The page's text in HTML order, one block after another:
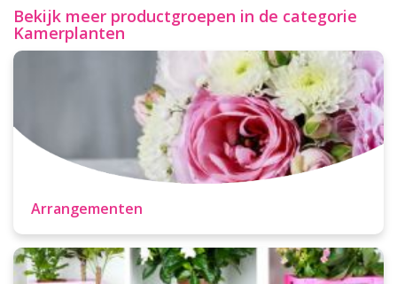
Bekijk meer productgroepen in de categorie
Kamerplanten
Arrangementen